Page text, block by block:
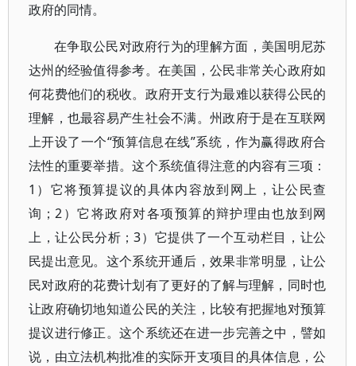
政府的同情。
在争取公民对政府行为的理解方面，美国明尼苏
达州的经验值得参考。在美国，公民非常关心政府如
何花费他们的税收。政府开支行为最难以获得公民的
理解，也最容易产生社会不满。州政府于是在互联网
上开设了一个“预算信息在线”系统，作为赢得政府合
法性的重要举措。这个系统值得注意的内容有三项：
1）它将预算提议的具体内容放到网上，让公民查
询；2）它将政府对各项预算的辩护理由也放到网
上，让公民分析；3）它提供了一个互动栏目，让公
民提出意见。这个系统开通后，效果非常明显，让公
民对政府的花费计划有了更好的了解与理解，同时也
让政府确切地知道公民的关注，比较有把握地对预算
提议进行修正。这个系统还在进一步完善之中，譬如
说，由立法机构批准的实际开支项目的具体信息，公